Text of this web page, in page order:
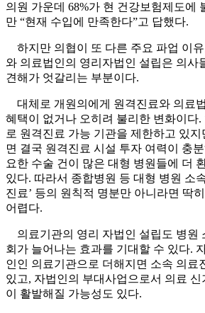
의원 가운데 68%가 현 건강보험제도에
만 “현재 수입에 만족한다”고 답했다.
하지만 의협이 또 다른 주요 파업 이
와 의료법인의 영리자법인 설립은 의사
견해가 엇갈리는 부분이다.
대체로 개원의에게 원격진료와 의료
혜택이 없거나 오히려 불리한 변화이다
로 원격진료 가능 기관을 제한하고 있지
면 결국 원격진료 시설 투자 여력이 충
요한 수술 건이 많은 대형 병원들에 더
있다. 따라서 종합병원 등 대형 병원 소
진료’ 등의 원칙적 명분만 아니라면 딱
어렵다.
의료기관의 영리 자법인 설립도 병원
회가 늘어나는 효과를 기대할 수 있다.
인인 의료기관으로 더해지면 소속 의료
있고, 자법인의 부대사업으로서 의료 신
이 활발해질 가능성도 있다.